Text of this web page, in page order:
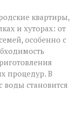
квартиры,
и хуторах: от
особенно с
процедур. В
воды становится